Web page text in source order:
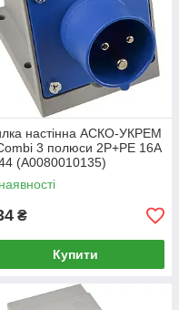
настінна АСКО-УКРЕМ
3 полюси 2P+PE 16A
(A0080010135)
₴
Купити